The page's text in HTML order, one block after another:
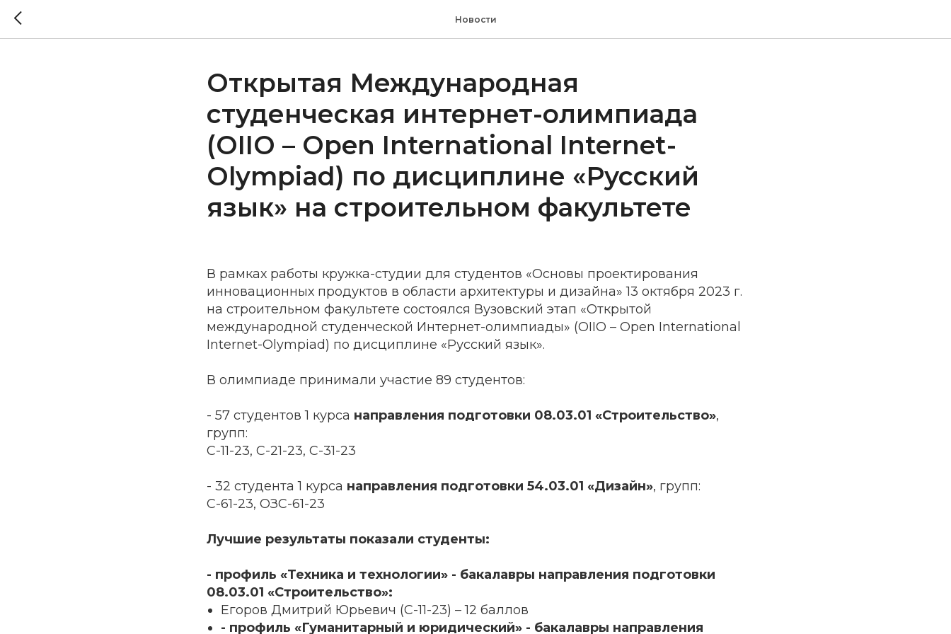
Новости
Открытая Международная
студенческая интернет-олимпиада
(OIIO – Open International Internet-
Olympiad) по дисциплине «Русский
язык» на строительном факультете
В рамках работы кружка-студии для студентов «Основы проектирования
инновационных продуктов в области архитектуры и дизайна» 13 октября 2023 г.
на строительном факультете состоялся Вузовский этап «Открытой
международной студенческой Интернет-олимпиады» (OIIO – Open International
Internet-Olympiad) по дисциплине «Русский язык».
В олимпиаде принимали участие 89 студентов:
- 57 студентов 1 курса направления подготовки 08.03.01 «Строительство»,
групп:
С-11-23, С-21-23, С-31-23
- 32 студента 1 курса направления подготовки 54.03.01 «Дизайн», групп:
С-61-23, ОЗС-61-23
Лучшие результаты показали студенты:
- профиль «Техника и технологии» - бакалавры направления подготовки
08.03.01 «Строительство»:
Егоров Дмитрий Юрьевич (С-11-23) – 12 баллов
- профиль «Гуманитарный и юридический» - бакалавры направления